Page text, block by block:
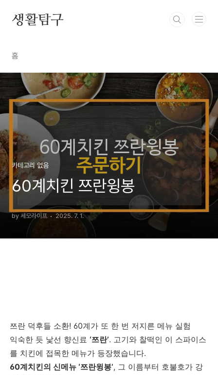
생활탐구
홈
카테고리 없음
60계치킨 쯔란윙봉
by 세모라이프 2025. 7. 1.
쯔란 덕후들 소환! 60계가 또 한 번 저지른 메뉴 실험
익숙한 듯 낯선 향신료 ‘쯔란’. 고기와 찰떡인 이 스파이스
를 치킨에 접목한 메뉴가 등장했습니다.
60계치킨의 신메뉴 ‘쯔란윙봉’, 그 이름부터 호불호가 강